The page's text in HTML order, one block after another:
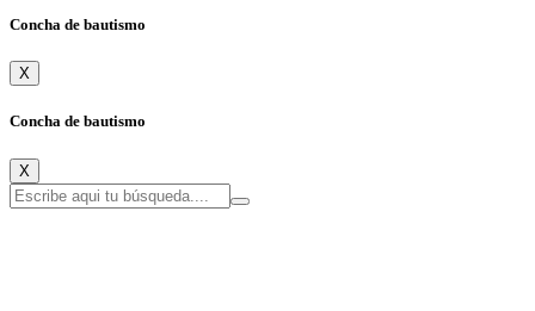
Concha de bautismo
X
Concha de bautismo
X